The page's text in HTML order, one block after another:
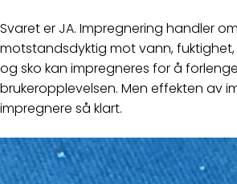
Svaret er JA. Impregnering handler
motstandsdyktig mot vann,
og sko kan impregneres for å
brukeropplevelsen. Men effekten av
impregnere så klart.